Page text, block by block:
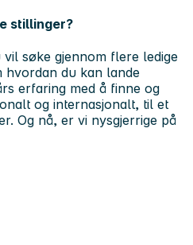
stillinger?
søke gjennom flere ledige
hvordan du kan lande
erfaring med å finne og
og internasjonalt, til et
Og nå, er vi nysgjerrige på